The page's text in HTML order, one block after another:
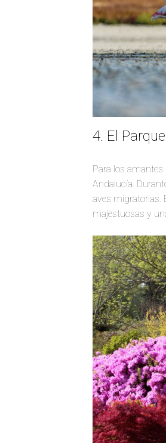
4. El
Para los amantes
Andalucía.
aves migratorias.
majestuosas y